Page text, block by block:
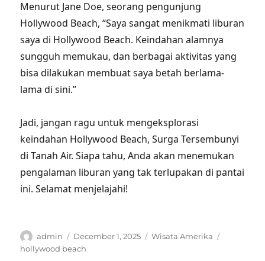
Menurut Jane Doe, seorang pengunjung
Hollywood Beach, “Saya sangat menikmati liburan
saya di Hollywood Beach. Keindahan alamnya
sungguh memukau, dan berbagai aktivitas yang
bisa dilakukan membuat saya betah berlama-
lama di sini.”
Jadi, jangan ragu untuk mengeksplorasi
keindahan Hollywood Beach, Surga Tersembunyi
di Tanah Air. Siapa tahu, Anda akan menemukan
pengalaman liburan yang tak terlupakan di pantai
ini. Selamat menjelajahi!
Author
admin
Posted
on
December 1, 2025 Categories
Wisata Amerika
hollywood beach